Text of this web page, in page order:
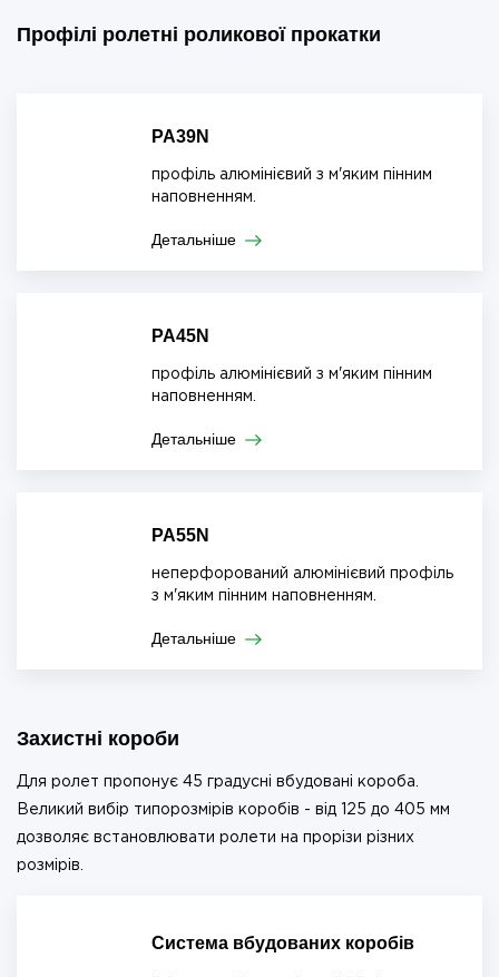
Профілі ролетні роликової прокатки
PA39N
профіль алюмінієвий з м'яким пінним
наповненням.
Детальніше
PA45N
профіль алюмінієвий з м'яким пінним
наповненням.
Детальніше
PA55N
неперфорований алюмінієвий профіль
з м'яким пінним наповненням.
Детальніше
Захистні короби
Для ролет пропонує 45 градусні вбудовані короба.
Великий вибір типорозмірів коробів - від 125 до 405 мм
дозволяє встановлювати ролети на прорізи різних
розмірів.
Система вбудованих коробів